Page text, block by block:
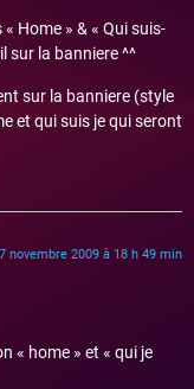
Home » & « Qui suis-
sur la banniere ^^
sur la banniere (style
et qui suis je qui seront
novembre 2009 à 18 h 49 min
« home » et « qui je